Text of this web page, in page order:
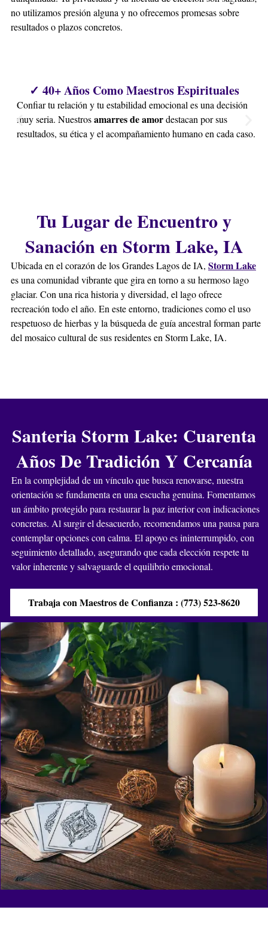
no utilizamos presión alguna y no ofrecemos promesas sobre
resultados o plazos concretos.
✓ 40+ Años Como Maestros Espirituales
Confiar tu relación y tu estabilidad emocional es una decisión
muy seria. Nuestrosamarres de amordestacan por sus
resultados, su ética y el acompañamiento humano en cada caso.
Tu Lugar de Encuentro y
Sanación en Storm Lake, IA
Ubicada en el corazón de los Grandes Lagos de IA, Storm Lake
es una comunidad vibrante que gira en torno a su hermoso lago
glaciar. Con una rica historia y diversidad, el lago ofrece
recreación todo el año. En este entorno, tradiciones como el uso
respetuoso de hierbas y la búsqueda de guía ancestral forman parte
del mosaico cultural de sus residentes en Storm Lake, IA.
Santeria Storm Lake: Cuarenta
Años De Tradición Y Cercanía
En la complejidad de un vínculo que busca renovarse, nuestra
orientación se fundamenta en una escucha genuina. Fomentamos
un ámbito protegido para restaurar la paz interior con indicaciones
concretas. Al surgir el desacuerdo, recomendamos una pausa para
contemplar opciones con calma. El apoyo es ininterrumpido, con
seguimiento detallado, asegurando que cada elección respete tu
valor inherente y salvaguarde el equilibrio emocional.
Trabaja con Maestros de Confianza : (773) 523-8620